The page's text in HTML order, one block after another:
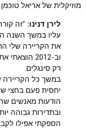
מוזיקלית של אריאל טוכמן
לירן דנינו:
עליו במשך השנה
וב-2012
רק סינגלים.
במשך כל הקריירה
יחסית פעם בחצי
הודעות מאנשים
ובתדירות גבוהה
הספקתי אפילו